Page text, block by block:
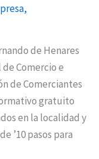
,
de Henares
Comercio e
de Comerciantes
gratuito
en la localidad y
’10 pasos para